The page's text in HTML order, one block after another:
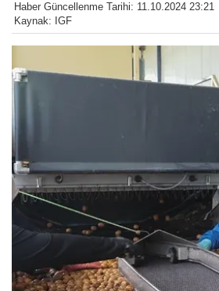
Haber Güncellenme Tarihi: 11.10.2024 23:21
Kaynak: IGF